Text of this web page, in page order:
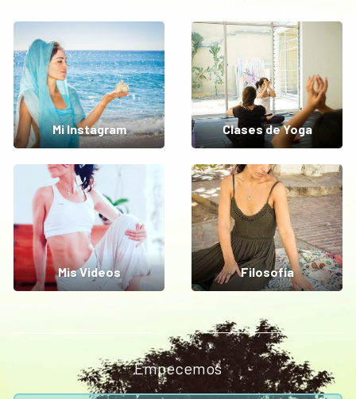
Mi Instagram Clases de Yoga
Mis Videos Filosofía
Empecemos